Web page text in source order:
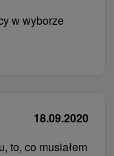
w wyborze
18.09.2020
to, co musiałem